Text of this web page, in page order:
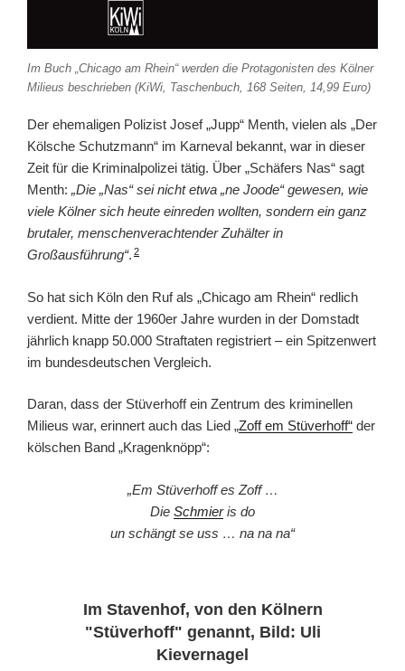
Im Buch „Chicago am Rhein“ werden die Protagonisten des Kölner
Milieus beschrieben (KiWi, Taschenbuch, 168 Seiten, 14,99 Euro)
Der ehemaligen Polizist Josef „Jupp“ Menth, vielen als „Der
Kölsche Schutzmann“ im Karneval bekannt, war in dieser
Zeit für die Kriminalpolizei tätig. Über „Schäfers Nas“ sagt
Menth: „Die „Nas“ sei nicht etwa „ne Joode“ gewesen, wie
viele Kölner sich heute einreden wollten, sondern ein ganz
brutaler, menschenverachtender Zuhälter in
Großausführung“. 2
So hat sich Köln den Ruf als „Chicago am Rhein“ redlich
verdient. Mitte der 1960er Jahre wurden in der Domstadt
jährlich knapp 50.000 Straftaten registriert – ein Spitzenwert
im bundesdeutschen Vergleich.
Daran, dass der Stüverhoff ein Zentrum des kriminellen
Milieus war, erinnert auch das Lied „Zoff em Stüverhoff“ der
kölschen Band „Kragenknöpp“:
„Em Stüverhoff es Zoff …
Die Schmieris do
un schängt se uss … na na na“
Im Stavenhof, von den Kölnern
"Stüverhoff" genannt, Bild: Uli
Kievernagel